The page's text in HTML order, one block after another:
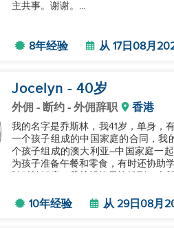
主共事。谢谢。...
8年经验 从 17日08月
Jocelyn - 40岁
外佣 - 断约 - 外佣辞职 香港
我的名字是乔斯林，我41岁，单身，
一个孩子组成的中国家庭的合同，我
个孩子组成的澳大利亚–中国家庭一
为孩子准备午餐和零食，有时还协助
10年经验 从 29日08月